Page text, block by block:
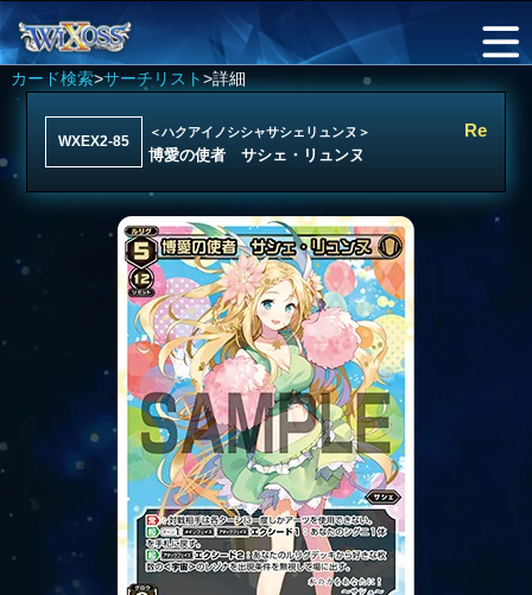
カード検索>サーチリスト>詳細
WXEX2-85
＜ハクアイノシシャサシェリュンヌ＞
博愛の使者 サシェ・リュンヌ
Re